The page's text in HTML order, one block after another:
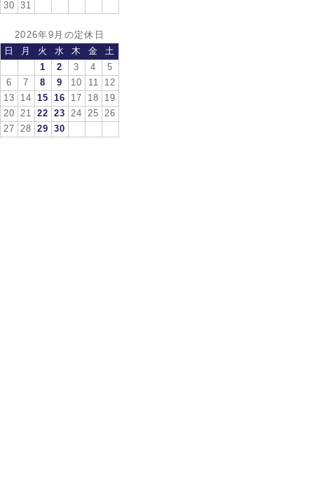
30
31
2026年9月の定休日
日
月 火 水 木 金
土
1
2 3 4
5
6
7 8 9 10 11
12
13
14 15 16 17 18
19
20
21 22 23 24 25
26
27
28 29 30